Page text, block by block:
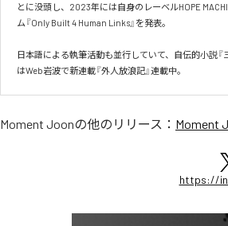
とに没頭し、2023年には自身のレーベルHOPE
ム『Only Built 4 Human Links』を発表。
日本語による執筆活動も並行していて、自伝的小説
はWeb岩波で新連載『外人放浪記』連載中。
Moment Joonの他のリリース： Moment
https://